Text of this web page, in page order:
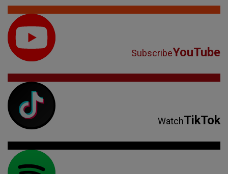
SubscribeYouTube
WatchTikTok